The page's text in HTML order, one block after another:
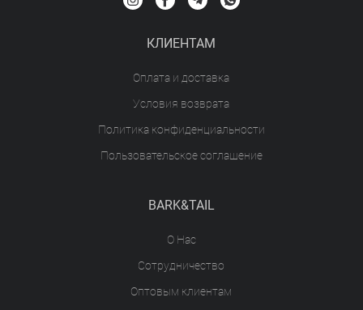
КЛИЕНТАМ
Оплата и доставка
Условия возврата
Политика конфиденциальности
Пользовательское соглашение
BARK&TAIL
О Нас
Сотрудничество
Оптовым клиентам